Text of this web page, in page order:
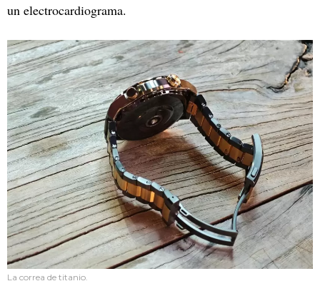
un electrocardiograma.
La correa de titanio.